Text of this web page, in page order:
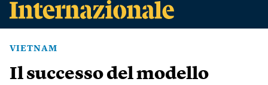
VIETNAM
Il successo del modello